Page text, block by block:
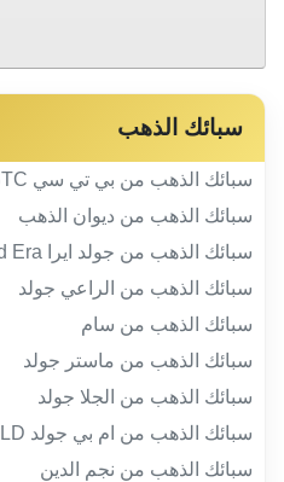
سبائك الذهب
سبائك الذهب من بي تي سي BTC
سبائك الذهب من ديوان الذهب
سبائك الذهب من جولد ايرا Gold Era
سبائك الذهب من الراعي جولد
سبائك الذهب من سام
سبائك الذهب من ماستر جولد
سبائك الذهب من الجلا جولد
سبائك الذهب من ام بي جولد MB GOLD
سبائك الذهب من نجم الدين